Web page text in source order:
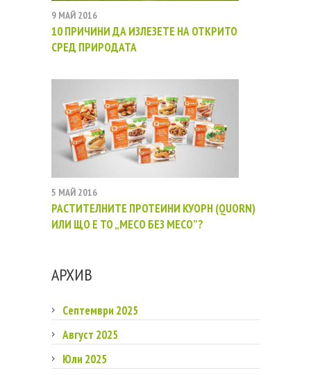
9 МАЙ 2016
10 ПРИЧИНИ ДА ИЗЛЕЗЕТЕ НА ОТКРИТО
СРЕД ПРИРОДАТА
5 МАЙ 2016
РАСТИТЕЛНИТЕ ПРОТЕИНИ КУОРН (QUORN)
ИЛИ ЩО Е ТО „МЕСО БЕЗ МЕСО”?
АРХИВ
Септември 2025
Август 2025
Юли 2025